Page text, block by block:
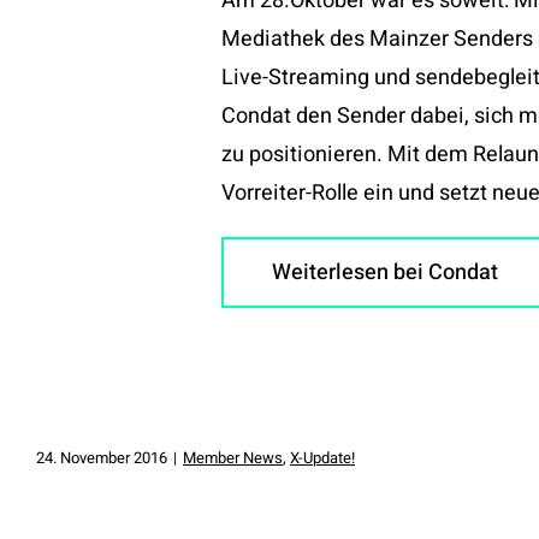
Mediathek des Mainzer
Live-Streaming und
Condat den Sender dabei, sich
zu positionieren. Mit dem
Vorreiter-Rolle ein und setzt
Weiterlesen bei Condat
24. November 2016 | Member News, X-Update!